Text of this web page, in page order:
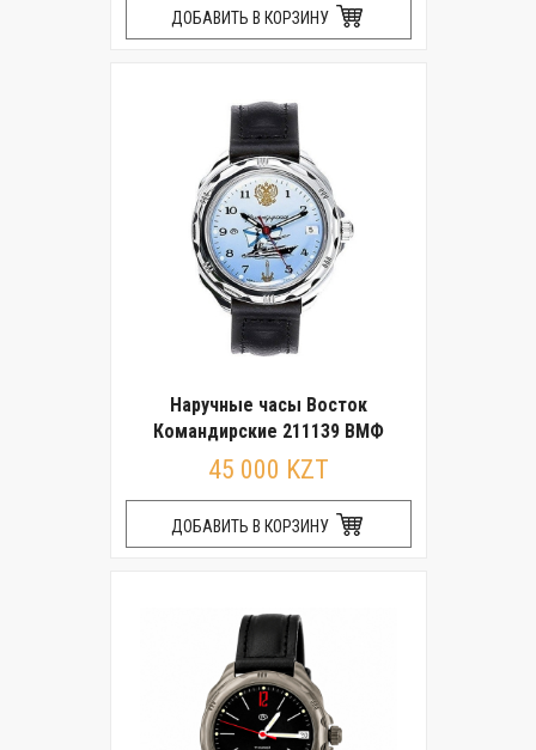
ДОБАВИТЬ В КОРЗИНУ
Наручные часы Восток
Командирские 211139 ВМФ
45 000 KZT
ДОБАВИТЬ В КОРЗИНУ